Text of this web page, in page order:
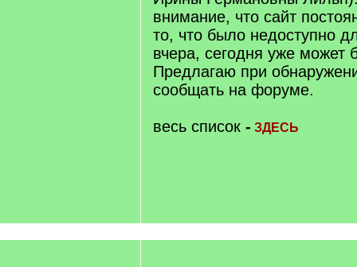
внимание, что сайт
то, что было недоступно
вчера, сегодня уже может
Предлагаю при
сообщать на форуме.
весь список - ЗДЕСЬ